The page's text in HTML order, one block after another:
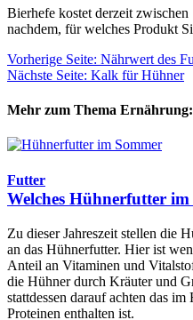
Bierhefe kostet derzeit
nachdem, für welches Produkt
Vorherige Seite: Nährwert des
Nächste Seite: Kalk für Hühner
Mehr zum Thema Ernährung:
Futter
Welches Hühnerfutter im
Zu dieser Jahreszeit stellen die
an das Hühnerfutter. Hier ist
Anteil an Vitaminen und
die Hühner durch Kräuter und
stattdessen darauf achten das
Proteinen enthalten ist.